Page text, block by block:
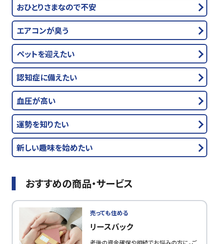
おひとりさまなので不安
エアコンが臭う
ペットを迎えたい
認知症に備えたい
血圧が高い
運勢を知りたい
新しい趣味を始めたい
おすすめの商品・サービス
売っても住める
リースバック
老後の資金確保や相続でお悩みの方に。ご